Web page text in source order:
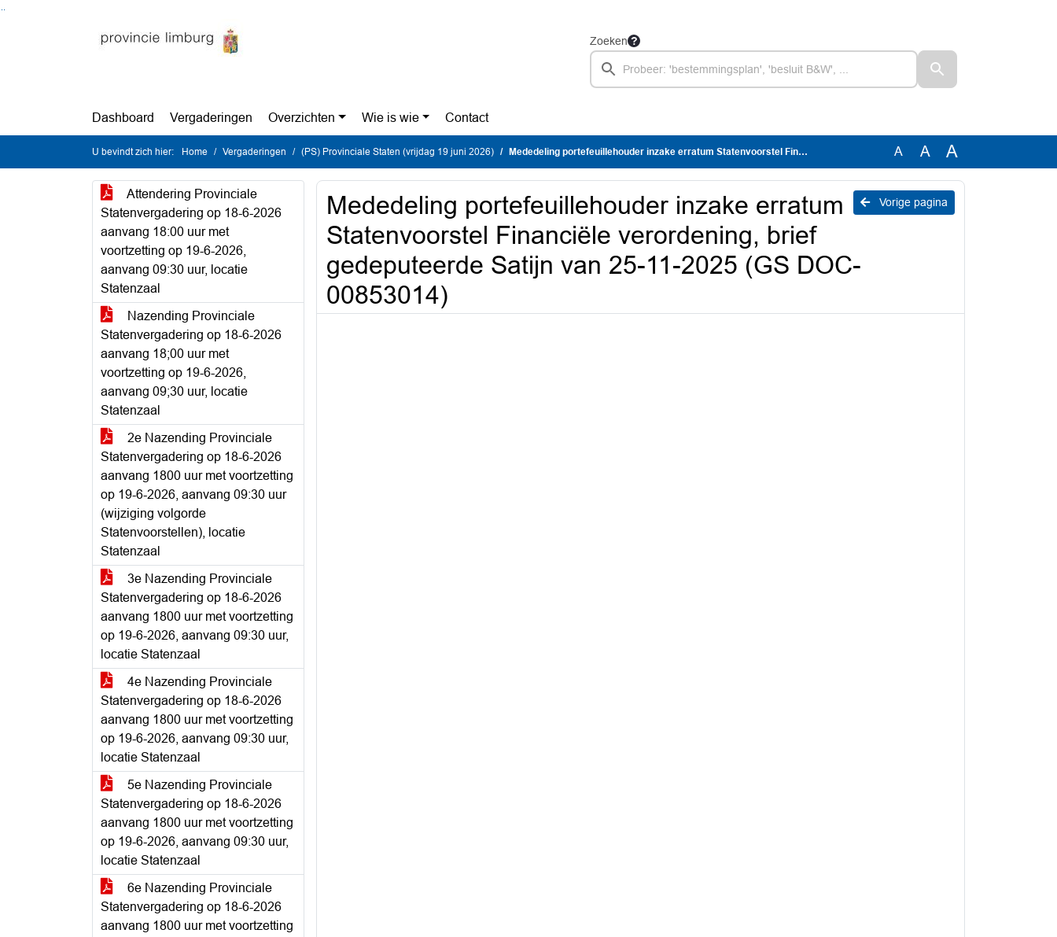
Zoeken
Dashboard Vergaderingen Overzichten Wie is wie Contact
U bevindt zich hier: Home Vergaderingen (PS) Provinciale Staten (vrijdag 19 juni 2026) Mededeling portefeuillehouder inzake erratum Statenvoorstel Financiële verordening, brief gedeputeerde Satijn van 25-11-2025 (GS DOC-00853014) A A A
Attendering Provinciale
Statenvergadering op 18-6-2026
aanvang 18:00 uur met
voortzetting op 19-6-2026,
aanvang 09:30 uur, locatie
Statenzaal
Nazending Provinciale
Statenvergadering op 18-6-2026
aanvang 18;00 uur met
voortzetting op 19-6-2026,
aanvang 09;30 uur, locatie
Statenzaal
2e Nazending Provinciale
Statenvergadering op 18-6-2026
aanvang 1800 uur met voortzetting
op 19-6-2026, aanvang 09:30 uur
(wijziging volgorde
Statenvoorstellen), locatie
Statenzaal
3e Nazending Provinciale
Statenvergadering op 18-6-2026
aanvang 1800 uur met voortzetting
op 19-6-2026, aanvang 09:30 uur,
locatie Statenzaal
4e Nazending Provinciale
Statenvergadering op 18-6-2026
aanvang 1800 uur met voortzetting
op 19-6-2026, aanvang 09:30 uur,
locatie Statenzaal
5e Nazending Provinciale
Statenvergadering op 18-6-2026
aanvang 1800 uur met voortzetting
op 19-6-2026, aanvang 09:30 uur,
locatie Statenzaal
6e Nazending Provinciale
Statenvergadering op 18-6-2026
aanvang 1800 uur met voortzetting
Vorige pagina
Mededeling portefeuillehouder inzake erratum
Statenvoorstel Financiële verordening, brief
gedeputeerde Satijn van 25-11-2025 (GS DOC-
00853014)